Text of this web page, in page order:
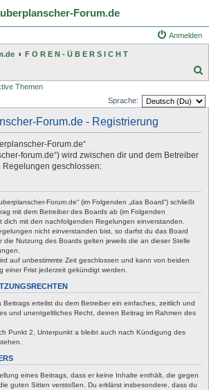
Forum.de
Anmelden
F O R E N - Ü B E R S I C H T
Themen
Sprache:
Forum.de - Registrierung
Forum.de“
forum.de“) wird zwischen dir und dem Betreiber
Regelungen geschlossen:
Forum.de“ (im Folgenden „das Board“) schließt
mit dem Betreiber des Boards ab (im Folgenden
dich mit den nachfolgenden Regelungen einverstanden.
nicht einverstanden bist, so darfst du das Board
die Nutzung des Boards gelten jeweils die an dieser Stelle
auf unbestimmte Zeit geschlossen und kann von beiden
einer Frist jederzeit gekündigt werden.
Beitrags erteilst du dem Betreiber ein einfaches, zeitlich und
und unentgeltliches Recht, deinen Beitrag im Rahmen des
Punkt 2, Unterpunkt a bleibt auch nach Kündigung des
eines Beitrags, dass er keine Inhalte enthält, die gegen
guten Sitten verstoßen. Du erklärst insbesondere, dass du